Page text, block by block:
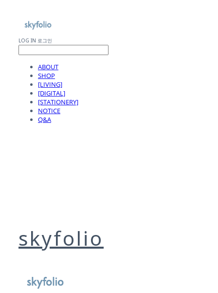
LOG IN 로그인
ABOUT
SHOP
[LIVING]
[DIGITAL]
[STATIONERY]
NOTICE
Q&A
skyfolio